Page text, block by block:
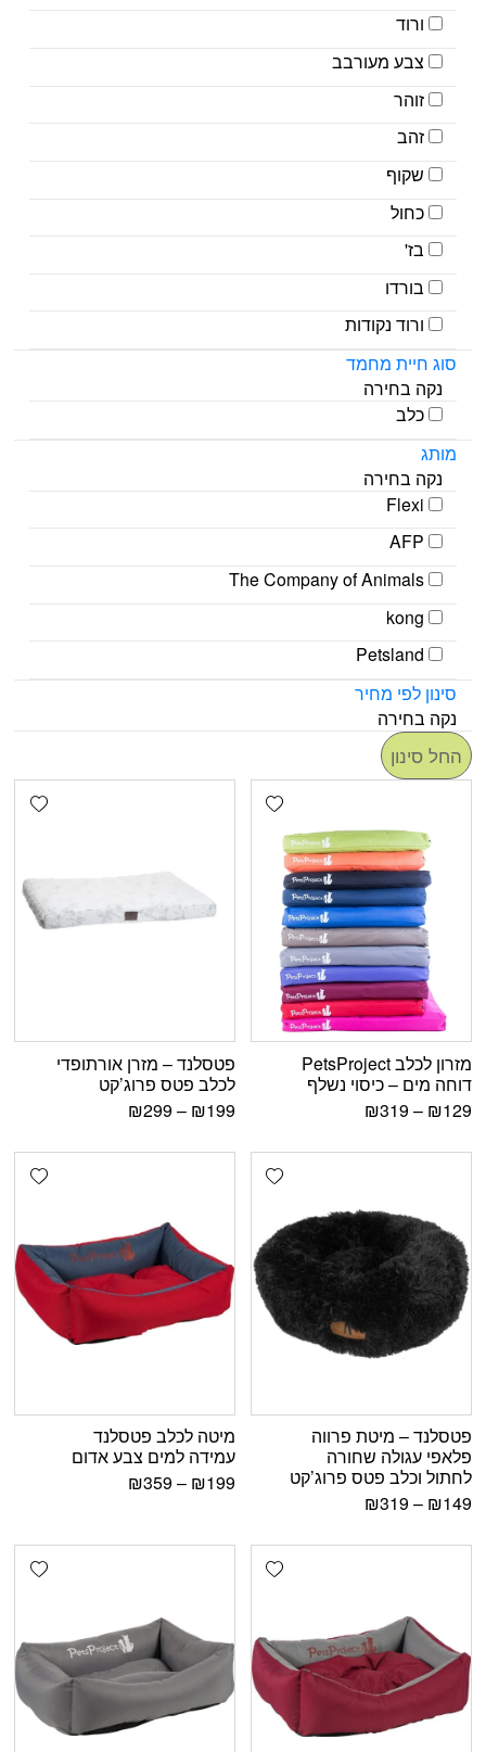
ורוד
צבע מעורבב
זוהר
זהב
שקוף
כחול
בז'
בורדו
ורוד נקודות
סוג חיית מחמד
נקה בחירה
כלב
מותג
נקה בחירה
Flexi
AFP
The Company of Animals
kong
Petsland
סינון לפי מחיר
נקה בחירה
החל סינון
Add wishlist
מזרון לכלב PetsProject
דוחה מים – כיסוי נשלף
₪129
–
₪319
פטסלנד – מזרן אורתופדי
לכלב פטס פרוג’קט
₪199
–
₪299
Add wishlist
פטסלנד – מיטת פרווה
פלאפי עגולה שחורה
לחתול וכלב פטס פרוג’קט
₪149
–
₪319
מיטה לכלב פטסלנד
עמידה למים צבע אדום
₪199
–
₪359
Add wishlist